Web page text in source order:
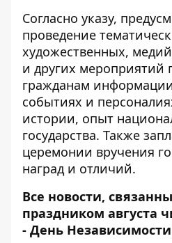
Согласно указу,
проведение
художественных,
и других мероприятий
гражданам
событиях и
истории, опыт
государства. Также
церемонии вручения
наград и отличий.
Все новости,
праздником августа
- День